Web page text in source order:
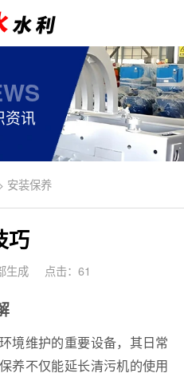
资讯
安装保养
巧
生成 点击：61
境维护的重要设备，其日常
养不仅能延长清污机的使用